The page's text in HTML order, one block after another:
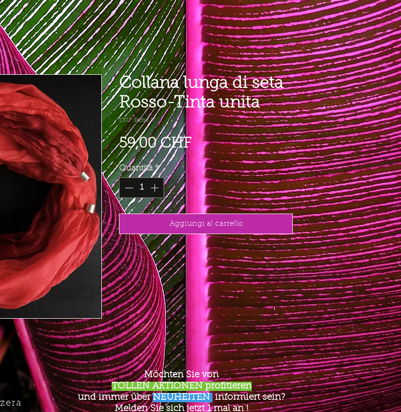
Collana lunga di seta
Rosso-Tinta unita
SKU: Farbe 17
59,00 CHFPrezzo
Quantità *
Aggiungi al carrello
Möchten Sie von
TOLLEN AKTIONEN profitieren
und immer überNEUHEITEN informiert sein?
Melden Sie sich jetzt 1 mal an !